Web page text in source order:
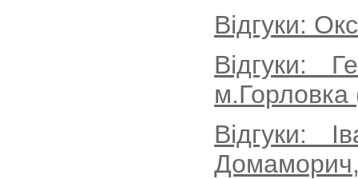
Відгуки:
Відгуки:
Відгуки:
Домаморич,